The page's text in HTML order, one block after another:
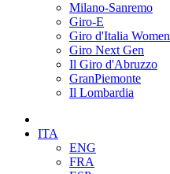
Milano-Sanremo
Giro-E
Giro d'Italia Women
Giro Next Gen
Il Giro d'Abruzzo
GranPiemonte
Il Lombardia
ITA
ENG
FRA